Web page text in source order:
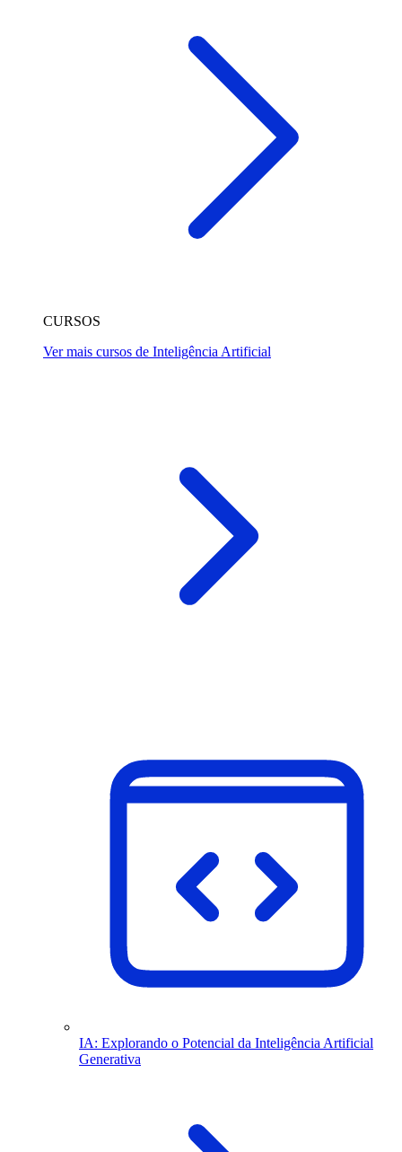
CURSOS
Ver mais cursos de Inteligência Artificial
IA: Explorando o Potencial da Inteligência Artificial
Generativa